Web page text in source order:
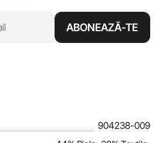
ABONEAZĂ-TE
904238-009